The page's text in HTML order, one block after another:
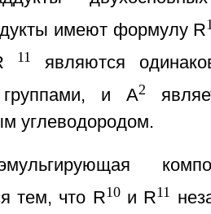
имеют формулу R
11
являются
группами, и А2
углеводородом.
тем, что R10и R11